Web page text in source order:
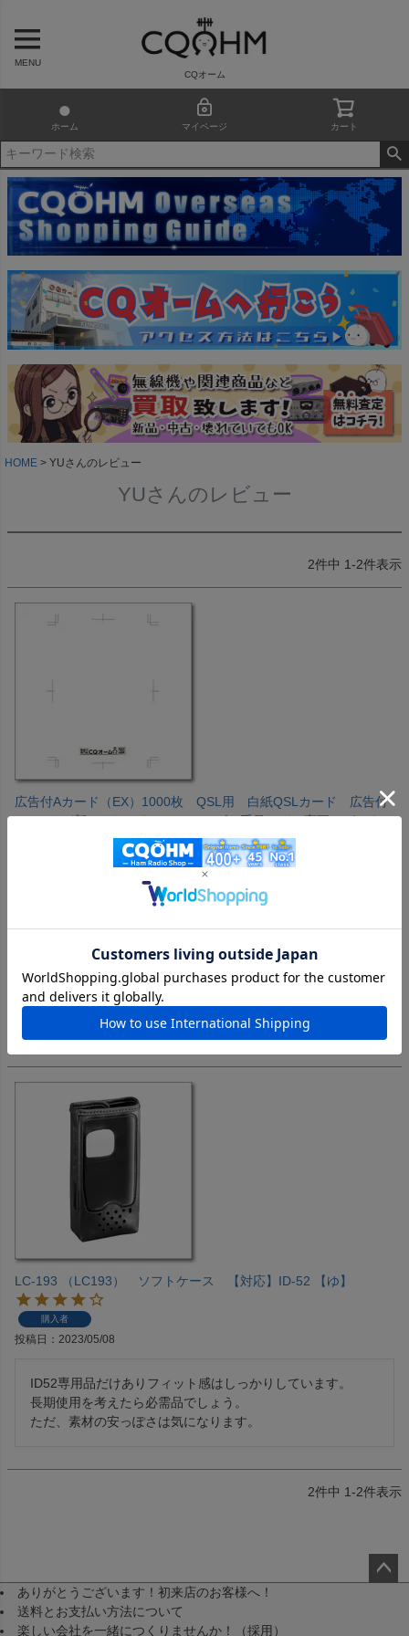
MENU
CQオーム
ホーム マイページ カート
HOME YUさんのレビュー
YUさんのレビュー
2件中 1-2件表示
広告付Aカード（EX）1000枚 QSL用 白紙QSLカード 広告付
Aカードが新しくなりました。サイズ・重量などは変更ございませ
ん。裁断時の粉が少なくなり、これまで以上にプリンターに優し
い仕様になりました。是非お試し下さい。
コンテスト時の発行枚数がおおいのでそれ用に
書いました。レーザープリンタでつかいましたが、
インクの乗りは、よいです。手触りも良いです。
広告入りでも気になりません
LC-193 （LC193） ソフトケース 【対応】ID-52 【ゆ】
購入者
投稿日 2023/05/08
ID52専用品だけありフィット感はしっかりしています。
長期使用を考えたら必需品でしょう。
ただ、素材の安っぽさは気になります。
2件中 1-2件表示
ありがとうございます！初来店のお客様へ！
送料とお支払い方法について
楽しい会社を一緒につくりませんか！（採用）